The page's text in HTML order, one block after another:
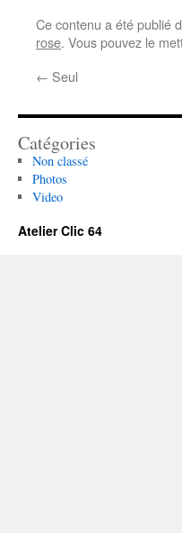
Ce contenu a été publié
rose. Vous pouvez le
← Seul
Catégories
Non classé
Photos
Video
Atelier Clic 64